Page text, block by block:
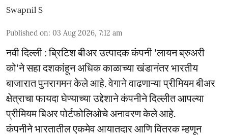
Swapnil S
Published on: 03 Aug 2026, 7:12 am
नवी दिल्ली : ब्रिटिश बीअर उत्पादक कंपनी 'लायन ब्रुअरी
को'ने सहा दशकांहून अधिक काळाच्या खंडानंतर भारतीय
बाजारात पुनरागमन केले आहे. वेगाने वाढणाऱ्या प्रीमियम बीअर
क्षेत्राचा फायदा घेण्याच्या उद्देशाने कंपनीने दिल्लीत आपल्या
प्रीमियम बिअर पोर्टफोलिओचे अनावरण केले आहे.
कंपनीने भारतातील एकमेव आयातदार आणि वितरक म्हणून